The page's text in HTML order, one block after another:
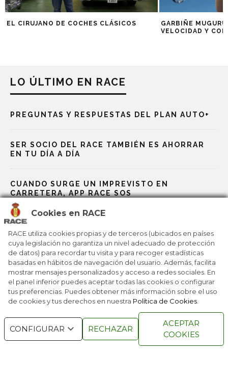
Cookies en RACE
RACE utiliza cookies propias y de terceros (ubicados en países
cuya legislación no garantiza un nivel adecuado de protección
de datos) para recordar tu visita y para recoger estadísticas
basadas en hábitos de navegación del usuario. Además, facilita
mostrar mensajes personalizados y acceso a redes sociales. En
el panel inferior puedes aceptar todas las cookies o configurar
tus preferencias. Puedes obtener más información sobre el uso
de cookies y tus derechos en nuestra Política de Cookies
CONFIGURAR RECHAZAR
ACEPTAR
COOKIES
EL CIRUJANO DE COCHES CLÁSICOS
GARBIÑE
VELOCIDAD Y
LO ÚLTIMO EN RACE
PREGUNTAS Y RESPUESTAS DEL PLAN AUTO+
SER SOCIO DEL RACE TAMBIÉN ES AHORRAR
EN TU DÍA A DÍA
CUANDO SURGE UN IMPREVISTO EN
CARRETERA, APP RACE SOS
RACE, BP Y GALP TE ABARATAN LOS VIAJES
EL RACE IMPULSA UNA NUEVA FORMA DE
RECUPERAR PUNTOS
TODOS LOS DERECHOS
RESERVADOS